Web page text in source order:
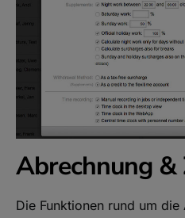
Abrechnung
Die Funktionen rund um die